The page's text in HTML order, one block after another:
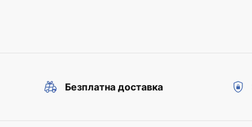
Безплатна доставка